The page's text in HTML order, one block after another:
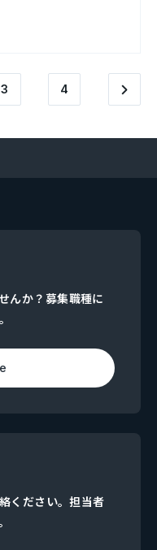
3 4
んか？募集職種に
ください。担当者